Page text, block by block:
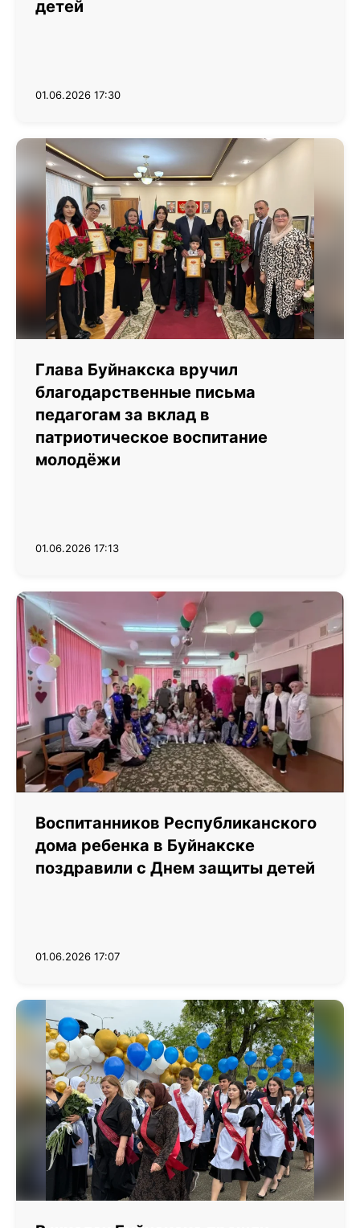
детей
01.06.2026 17:30
Глава Буйнакска вручил
благодарственные письма
педагогам за вклад в
патриотическое воспитание
молодёжи
01.06.2026 17:13
Воспитанников Республиканского
дома ребенка в Буйнакске
поздравили с Днем защиты детей
01.06.2026 17:07